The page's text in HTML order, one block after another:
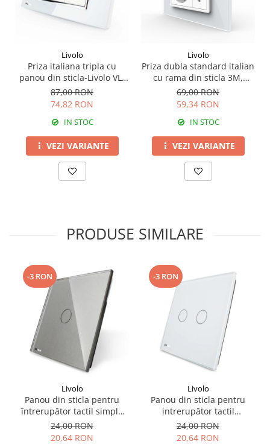
Livolo
Priza italiana tripla cu
panou din sticla-Livolo VL-
C3C3AIT
87,00 RON
74,82 RON
IN STOC
VEZI VARIANTE
Livolo
Priza dubla standard italian
cu rama din sticla 3M,
Livolo
69,00 RON
59,34 RON
IN STOC
VEZI VARIANTE
PRODUSE SIMILARE
-3 RON
Livolo
Panou din sticla pentru
întrerupător tactil simplu
Livolo
24,00 RON
20,64 RON
-3 RON
Livolo
Panou din sticla pentru
intrerupător tactil
dublu,Livolo
24,00 RON
20,64 RON